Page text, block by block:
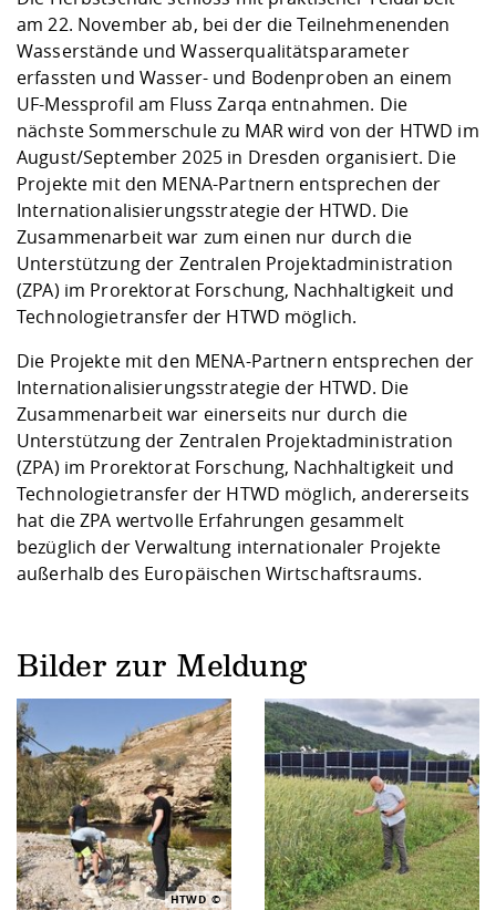
am 22. November ab, bei der die Teilnehmenenden
Wasserstände und Wasserqualitätsparameter
erfassten und Wasser- und Bodenproben an einem
UF-Messprofil am Fluss Zarqa entnahmen. Die
nächste Sommerschule zu MAR wird von der HTWD im
August/September 2025 in Dresden organisiert. Die
Projekte mit den MENA-Partnern entsprechen der
Internationalisierungsstrategie der HTWD. Die
Zusammenarbeit war zum einen nur durch die
Unterstützung der Zentralen Projektadministration
(ZPA) im Prorektorat Forschung, Nachhaltigkeit und
Technologietransfer der HTWD möglich.
Die Projekte mit den MENA-Partnern entsprechen der
Internationalisierungsstrategie der HTWD. Die
Zusammenarbeit war einerseits nur durch die
Unterstützung der Zentralen Projektadministration
(ZPA) im Prorektorat Forschung, Nachhaltigkeit und
Technologietransfer der HTWD möglich, andererseits
hat die ZPA wertvolle Erfahrungen gesammelt
bezüglich der Verwaltung internationaler Projekte
außerhalb des Europäischen Wirtschaftsraums.
Bilder zur Meldung
HTWD